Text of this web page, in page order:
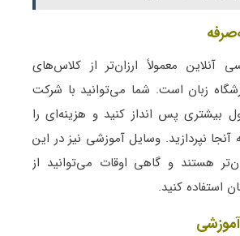
آنلاین معمولاً ارزان‌تر از کلاس‌های
زبان است. شما می‌توانید با شرکت
بیشتری پس انداز کنید و هزینه‌ای را
نپردازید. وسایل آموزشی نیز در این
هستند و گاهی اوقات می‌توانید از
استفاده کنید.